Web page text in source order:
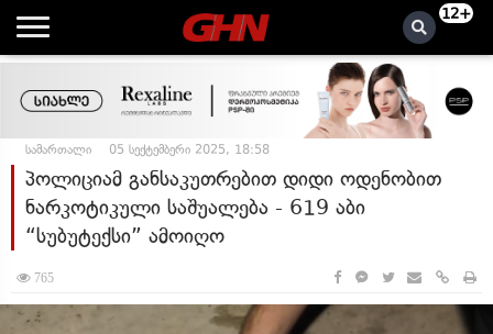
12+
სამართალი 05 სექტემბერი 2025, 18:58
პოლიციამ განსაკუთრებით დიდი ოდენობით
ნარკოტიკული საშუალება - 619 აბი
“სუბუტექსი” ამოიღო
765